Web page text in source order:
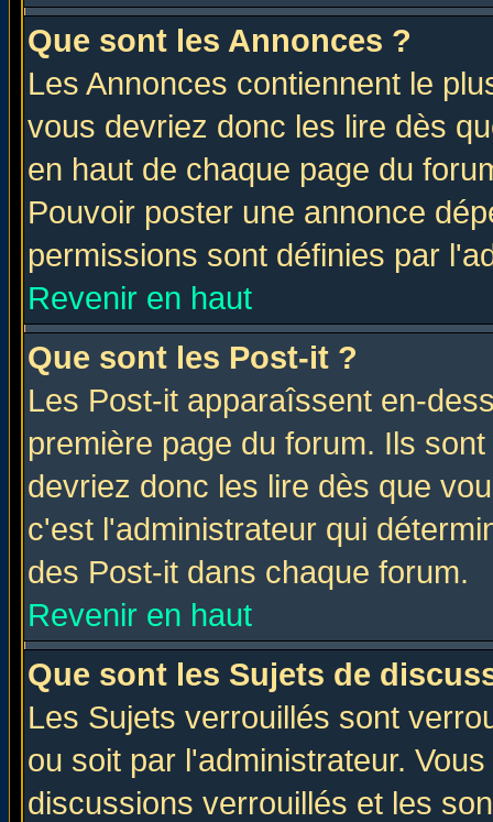
Que sont les Annonces ?
Les Annonces contiennent le
vous devriez donc les lire dès
en haut de chaque page du
Pouvoir poster une annonce
permissions sont définies par
Revenir en haut
Que sont les Post-it ?
Les Post-it apparaîssent en-
première page du forum. Ils
devriez donc les lire dès que
c'est l'administrateur qui
des Post-it dans chaque forum.
Revenir en haut
Que sont les Sujets de
Les Sujets verrouillés sont
ou soit par l'administrateur.
discussions verrouillés et les